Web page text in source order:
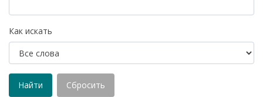
Как искать
Найти Сбросить